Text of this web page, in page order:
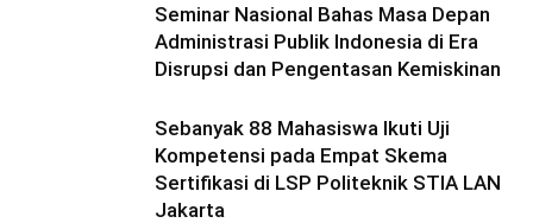
Seminar Nasional Bahas Masa Depan
Administrasi Publik Indonesia di Era
Disrupsi dan Pengentasan Kemiskinan
Sebanyak 88 Mahasiswa Ikuti Uji
Kompetensi pada Empat Skema
Sertifikasi di LSP Politeknik STIA LAN
Jakarta